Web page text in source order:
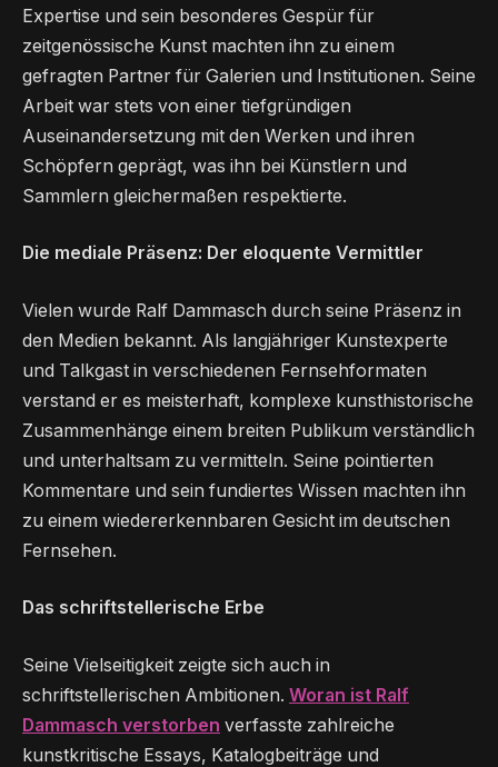
Expertise und sein besonderes Gespür für
zeitgenössische Kunst machten ihn zu einem
gefragten Partner für Galerien und Institutionen. Seine
Arbeit war stets von einer tiefgründigen
Auseinandersetzung mit den Werken und ihren
Schöpfern geprägt, was ihn bei Künstlern und
Sammlern gleichermaßen respektierte.
Die mediale Präsenz: Der eloquente Vermittler
Vielen wurde Ralf Dammasch durch seine Präsenz in
den Medien bekannt. Als langjähriger Kunstexperte
und Talkgast in verschiedenen Fernsehformaten
verstand er es meisterhaft, komplexe kunsthistorische
Zusammenhänge einem breiten Publikum verständlich
und unterhaltsam zu vermitteln. Seine pointierten
Kommentare und sein fundiertes Wissen machten ihn
zu einem wiedererkennbaren Gesicht im deutschen
Fernsehen.
Das schriftstellerische Erbe
Seine Vielseitigkeit zeigte sich auch in
schriftstellerischen Ambitionen. Woran ist Ralf
Dammasch verstorben verfasste zahlreiche
kunstkritische Essays, Katalogbeiträge und